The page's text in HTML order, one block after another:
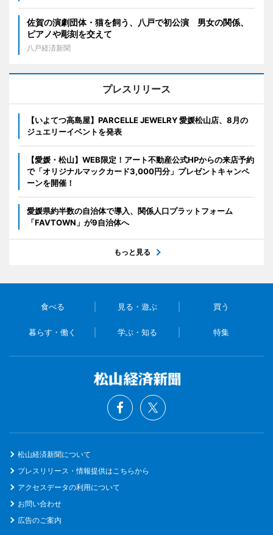
佐賀の演劇団体・猫を飼う、八戸で初公演 男女の関係、
ピアノや彫刻を交えて
八戸経済新聞
プレスリリース
【いよてつ高島屋】PARCELLE JEWELRY 愛媛松山店、8月の
ジュエリーイベントを発表
【愛媛・松山】WEB限定！アート不動産公式HPからの来店予約
で「オリジナルマックカード3,000円分」プレゼントキャンペ
ーンを開催！
愛媛県約半数の自治体で導入、関係人口プラットフォーム
「FAVTOWN」が9自治体へ
もっと見る
食べる 見る・遊ぶ 買う
暮らす・働く 学ぶ・知る 特集
松山経済新聞について
プレスリリース・情報提供はこちらから
アクセスデータの利用について
お問い合わせ
広告のご案内